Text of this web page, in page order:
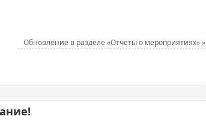
Обновление в разделе «Отчеты о мероприятиях»»